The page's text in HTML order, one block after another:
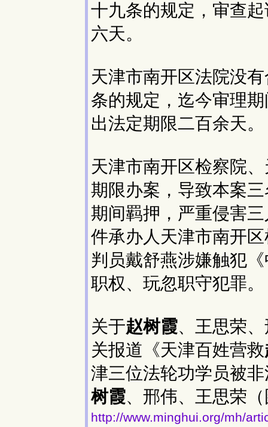
十九条的规定，审查
六天。
天津市南开区法院没
条的规定，迄今审理
出法定期限二百余天。
天津市南开区检察院
期限办案，导致本案
期间羁押，严重侵害
件承办人天津市南开
判员戴舒燕涉嫌触犯
职权、玩忽职守犯罪。
关于赵树霞、王思荣
关报道《天津百姓营救
津三位法轮功学员被
树霞、邢伟、王思荣
http://www.minghui.org/mh/